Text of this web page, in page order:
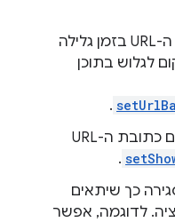
מסתירים את סרגל כתובות ה-URL בזמן גלילה
לגלוש בתוכן
.
הצגת כותרת המסמך במקום כתובת ה-URL
.
כך שיתאים
לדוגמה, אפשר